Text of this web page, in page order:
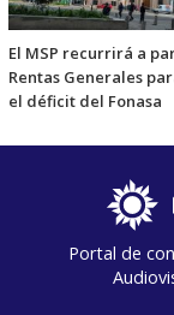
El MSP recurrirá a
Rentas Generales
el déficit del Fonasa
Portal de